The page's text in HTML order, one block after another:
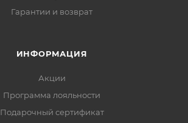
Гарантии и возврат
ИНФОРМАЦИЯ
Акции
Программа лояльности
Подарочный сертификат